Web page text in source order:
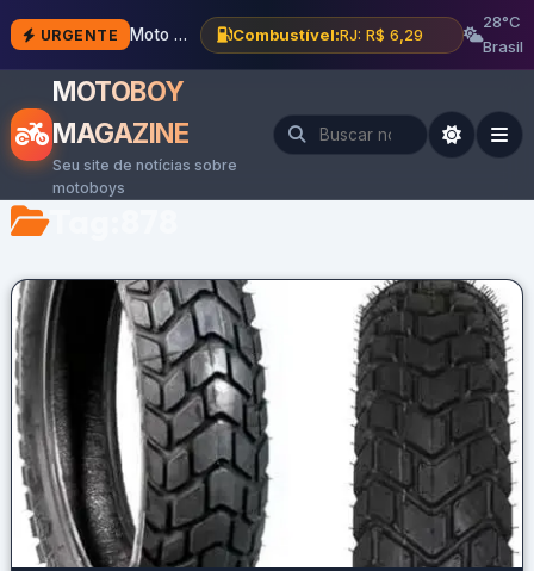
URGENTE Moto Morini Calibro Bagger 700: o que mudou Combustível:RJ: R$ 6,29
28°C
Brasil
MOTOBOY
MAGAZINE
Seu site de notícias sobre
motoboys
Tag: